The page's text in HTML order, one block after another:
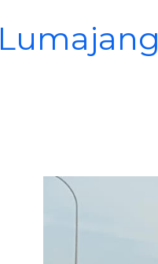
Lumajang
Towing